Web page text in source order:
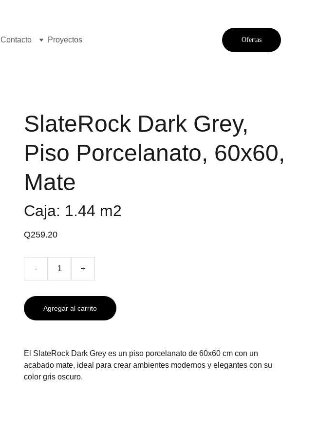
Contacto Proyectos Ofertas
SlateRock Dark Grey,
Piso Porcelanato, 60x60,
Mate
Caja: 1.44 m2
Q259.20
- +
Agregar al carrito
El SlateRock Dark Grey es un piso porcelanato de 60x60 cm con un
acabado mate, ideal para crear ambientes modernos y elegantes con su
color gris oscuro.